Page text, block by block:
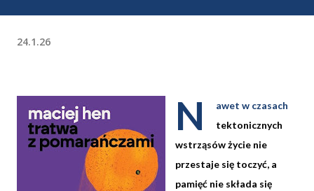
24.1.26
N
awet w czasach
tektonicznych
wstrząsów życie nie
przestaje się toczyć, a
pamięć nie składa się